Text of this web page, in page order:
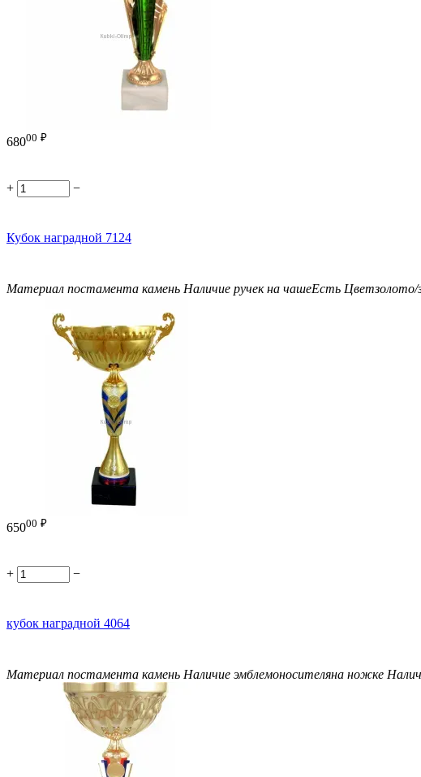
68000 ₽
+ −
Кубок наградной 7124
Материал постамента камень Наличие ручек на чашеЕсть Цветзолото/
65000 ₽
+ −
кубок наградной 4064
Материал постамента камень Наличие эмблемоносителяна ножке